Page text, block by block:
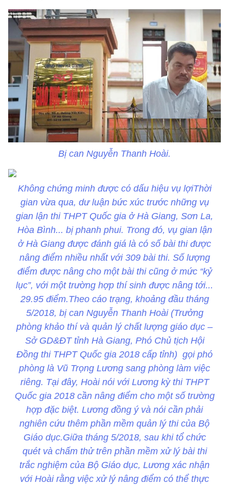
Bị can Nguyễn Thanh Hoài.
Không chứng minh được có dấu hiệu vụ lợiThời
gian vừa qua, dư luận bức xúc trước những vụ
gian lận thi THPT Quốc gia ở Hà Giang, Sơn La,
Hòa Bình... bị phanh phui. Trong đó, vụ gian lận
ở Hà Giang được đánh giá là có số bài thi được
nâng điểm nhiều nhất với 309 bài thi. Số lượng
điểm được nâng cho một bài thi cũng ở mức “kỷ
lục”, với một trường hợp thí sinh được nâng tới...
29.95 điểm.Theo cáo trạng, khoảng đầu tháng
5/2018, bị can Nguyễn Thanh Hoài (Trưởng
phòng khảo thí và quản lý chất lượng giáo dục –
Sở GD&ĐT tỉnh Hà Giang, Phó Chủ tịch Hội
Đồng thi THPT Quốc gia 2018 cấp tỉnh) gọi phó
phòng là Vũ Trọng Lương sang phòng làm việc
riêng. Tại đây, Hoài nói với Lương kỳ thi THPT
Quốc gia 2018 cần nâng điểm cho một số trường
hợp đặc biệt. Lương đồng ý và nói cần phải
nghiên cứu thêm phần mềm quản lý thi của Bộ
Giáo dục.Giữa tháng 5/2018, sau khi tổ chức
quét và chấm thử trên phần mềm xử lý bài thi
trắc nghiệm của Bộ Giáo dục, Lương xác nhận
với Hoài rằng việc xử lý nâng điểm có thể thực